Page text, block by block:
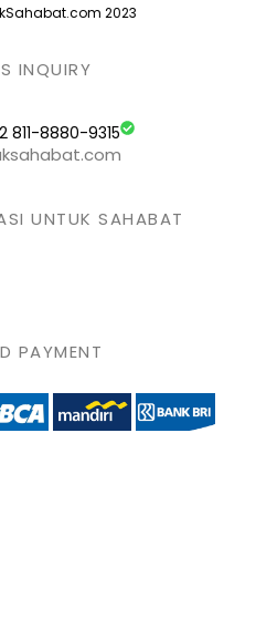
2023
INQUIRY
811-8880-9315
UNTUK SAHABAT
PAYMENT